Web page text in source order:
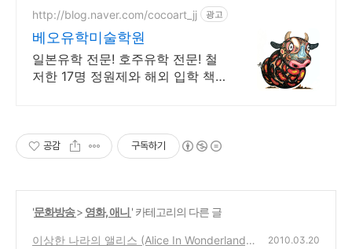
수 있습니다.
http://blog.naver.com/cocoart_jj 광고
베오유학미술학원
일본유학 전문! 호주유학 전문! 철
저한 17명 정원제와 해외 입학 책
공감 구독하기
'문화방송> 영화, 애니' 카테고리의 다른 글
이상한 나라의 앨리스 (Alice In Wonderland)
2010.03.20